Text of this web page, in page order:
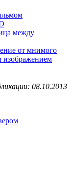
между
08.10.2013